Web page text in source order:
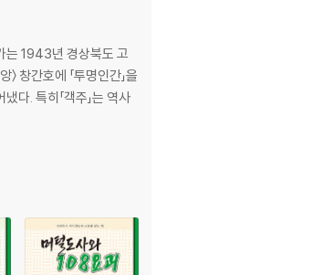
는 1943년 경상북도 고
창간호에 「투명인간」을
. 특히「객주」는 역사